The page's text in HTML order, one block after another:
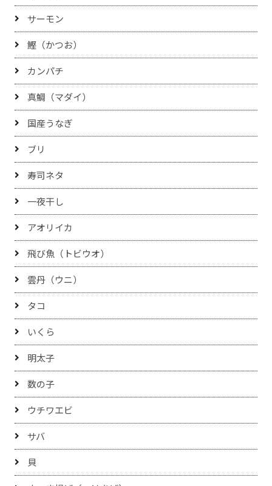
サーモン
鰹（かつお）
カンパチ
真鯛（マダイ）
国産うなぎ
ブリ
寿司ネタ
一夜干し
アオリイカ
飛び魚（トビウオ）
雲丹（ウニ）
タコ
いくら
明太子
数の子
ウチワエビ
サバ
貝